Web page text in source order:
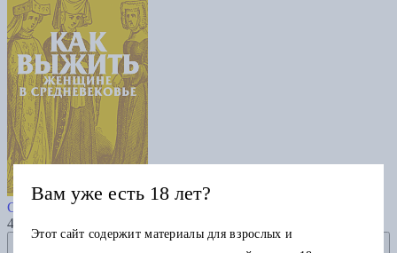
Как выжить женщине в
Средневековье. Покетбук
475
Добавить в избранное
Вам уже есть 18 лет?
Этот сайт содержит материалы для взрослых и